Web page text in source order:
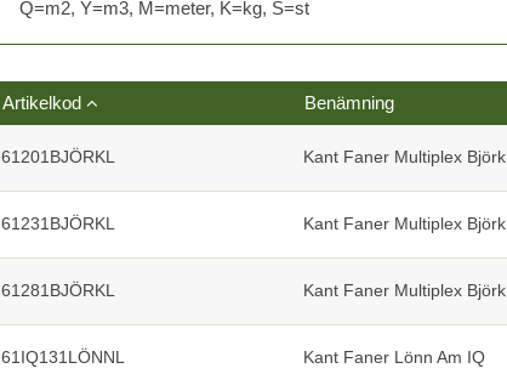
Q=m2, Y=m3, M=meter, K=kg, S=st
Artikelkod Benämning
61201BJÖRKL Kant Faner Multiplex Björk
61231BJÖRKL Kant Faner Multiplex Björk
61281BJÖRKL Kant Faner Multiplex Björk
61IQ131LÖNNL Kant Faner Lönn Am IQ